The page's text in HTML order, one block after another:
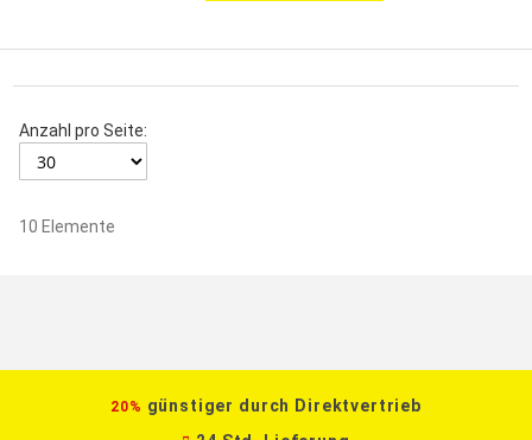
Anzahl pro Seite:
10 Elemente
20% günstiger durch Direktvertrieb